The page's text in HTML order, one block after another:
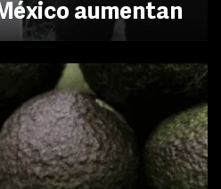
aumentan